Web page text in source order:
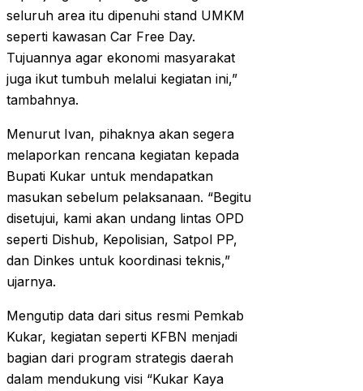
seluruh area itu dipenuhi stand UMKM
seperti kawasan Car Free Day.
Tujuannya agar ekonomi masyarakat
juga ikut tumbuh melalui kegiatan ini,”
tambahnya.
Menurut Ivan, pihaknya akan segera
melaporkan rencana kegiatan kepada
Bupati Kukar untuk mendapatkan
masukan sebelum pelaksanaan. “Begitu
disetujui, kami akan undang lintas OPD
seperti Dishub, Kepolisian, Satpol PP,
dan Dinkes untuk koordinasi teknis,”
ujarnya.
Mengutip data dari situs resmi Pemkab
Kukar, kegiatan seperti KFBN menjadi
bagian dari program strategis daerah
dalam mendukung visi “Kukar Kaya